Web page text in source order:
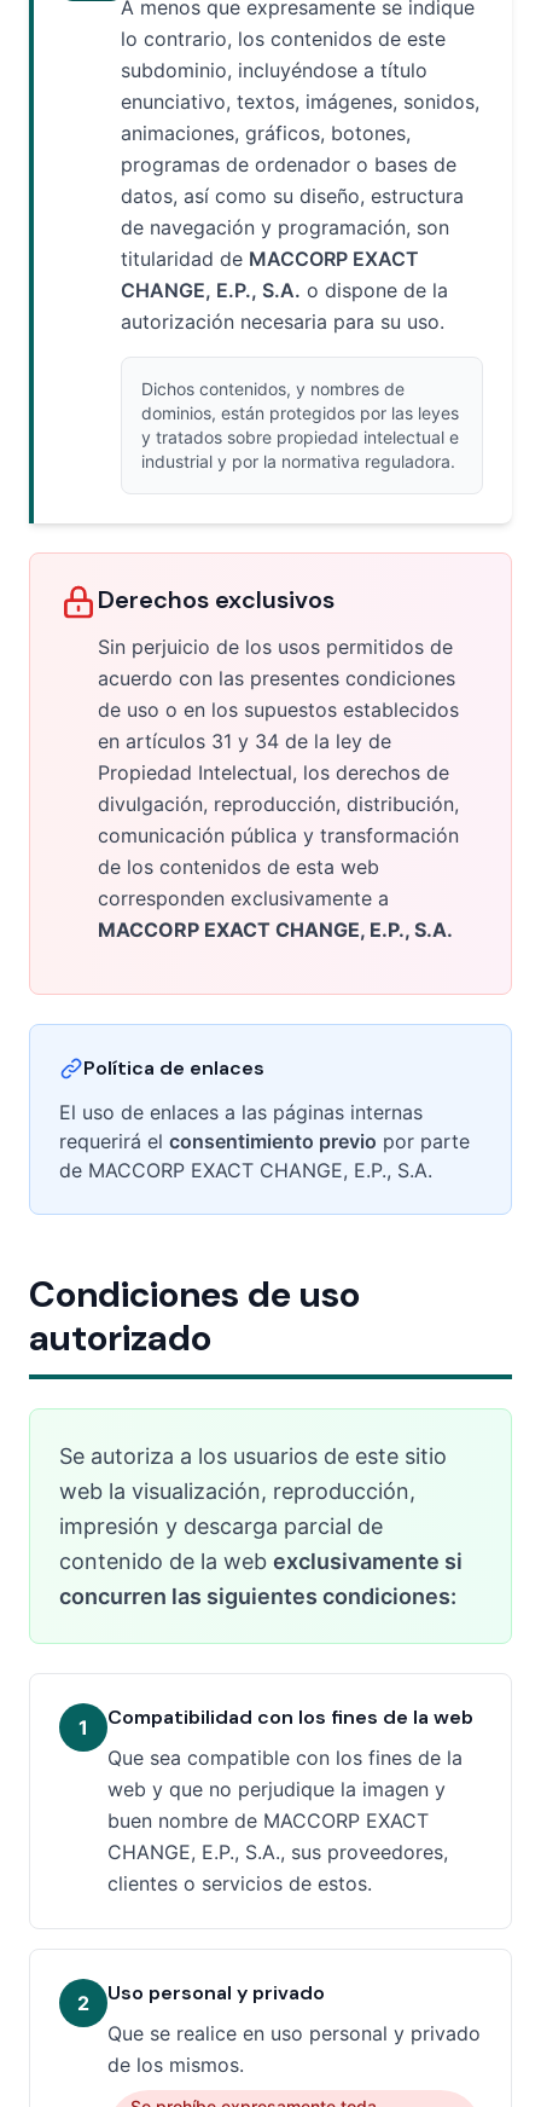
A menos que expresamente se indique
lo contrario, los contenidos de este
subdominio, incluyéndose a título
enunciativo, textos, imágenes, sonidos,
animaciones, gráficos, botones,
programas de ordenador o bases de
datos, así como su diseño, estructura
de navegación y programación, son
titularidad de MACCORP EXACT
CHANGE, E.P., S.A. o dispone de la
autorización necesaria para su uso.
Dichos contenidos, y nombres de
dominios, están protegidos por las leyes
y tratados sobre propiedad intelectual e
industrial y por la normativa reguladora.
Derechos exclusivos
Sin perjuicio de los usos permitidos de
acuerdo con las presentes condiciones
de uso o en los supuestos establecidos
en artículos 31 y 34 de la ley de
Propiedad Intelectual, los derechos de
divulgación, reproducción, distribución,
comunicación pública y transformación
de los contenidos de esta web
corresponden exclusivamente a
MACCORP EXACT CHANGE, E.P., S.A.
Política de enlaces
El uso de enlaces a las páginas internas
requerirá el consentimiento previo por parte
de MACCORP EXACT CHANGE, E.P., S.A.
Condiciones de uso
autorizado
Se autoriza a los usuarios de este sitio
web la visualización, reproducción,
impresión y descarga parcial de
contenido de la web exclusivamente si
concurren las siguientes condiciones:
1 Compatibilidad con los fines de la web
Que sea compatible con los fines de la
web y que no perjudique la imagen y
buen nombre de MACCORP EXACT
CHANGE, E.P., S.A., sus proveedores,
clientes o servicios de estos.
2 Uso personal y privado
Que se realice en uso personal y privado
de los mismos.